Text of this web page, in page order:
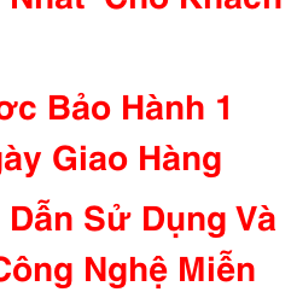
Bảo Hành 1
Giao Hàng
Sử Dụng Và
Nghệ Miễn